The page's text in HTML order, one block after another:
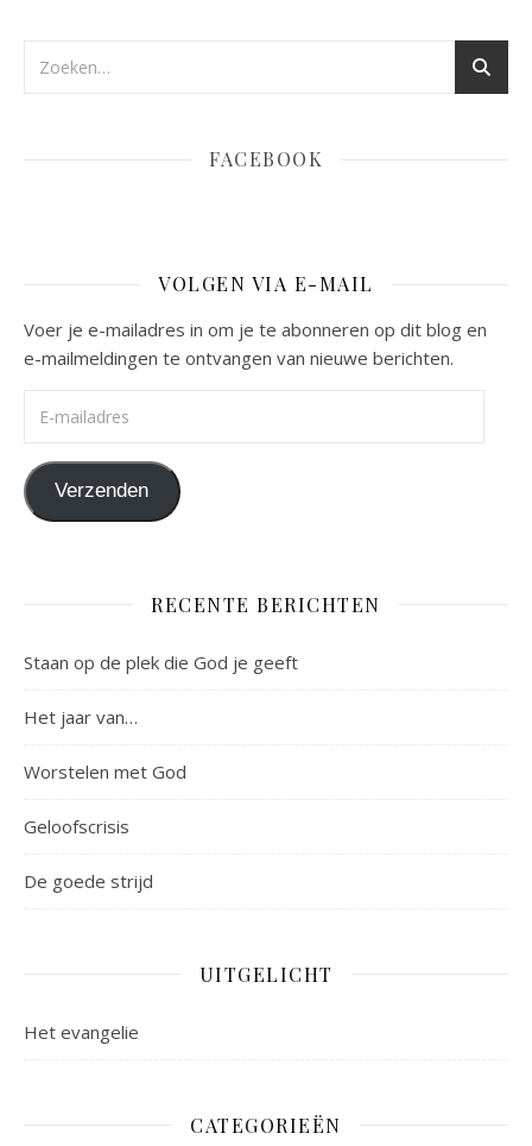
FACEBOOK
VOLGEN VIA E-MAIL
Voer je e-mailadres in om je te abonneren op dit blog en
e-mailmeldingen te ontvangen van nieuwe berichten.
Verzenden
RECENTE BERICHTEN
Staan op de plek die God je geeft
Het jaar van…
Worstelen met God
Geloofscrisis
De goede strijd
UITGELICHT
Het evangelie
CATEGORIEËN